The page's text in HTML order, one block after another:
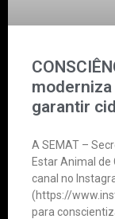
garantir
A SEMAT –
Estar Animal
canal no
(https://
para